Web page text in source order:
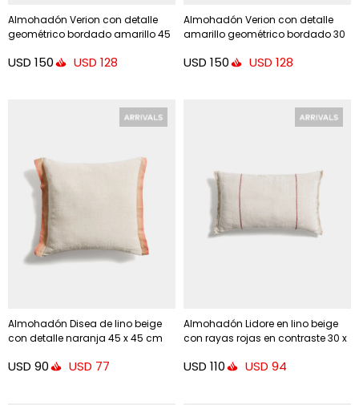
Almohadón Verion con detalle
geométrico bordado amarillo 45
USD 150 USD 128
Almohadón Verion con detalle
amarillo geométrico bordado 30
USD 150 USD 128
Almohadón Disea de lino beige
con detalle naranja 45 x 45 cm
USD 90 USD 77
Almohadón Lidore en lino beige
con rayas rojas en contraste 30 x
USD 110 USD 94